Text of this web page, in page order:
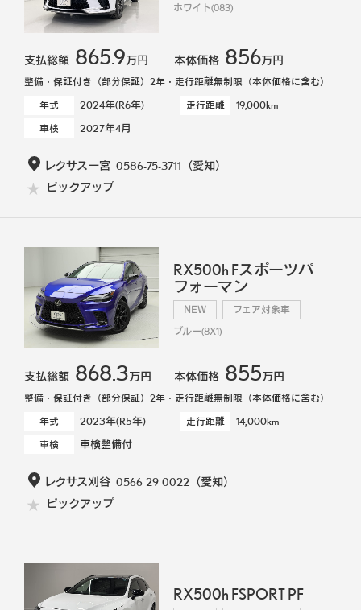
ホワイト(083)
支払総額 865.9万円 本体価格 856万円
整備・保証付き（部分保証）2年・走行距離無制限（本体価格に含む）
年式
2024年(R6年) 走行距離 19,000km
車検 2027年4月
レクサス一宮 0586-75-3711 （愛知）
ピックアップ
RX500h Fスポーツパ
フォーマン
NEW フェア対象車
ブルー(8X1)
支払総額 868.3万円 本体価格 855万円
整備・保証付き（部分保証）2年・走行距離無制限（本体価格に含む）
年式
2023年(R5年) 走行距離 14,000km
車検 車検整備付
レクサス刈谷 0566-29-0022 （愛知）
ピックアップ
RX500h FSPORT PF